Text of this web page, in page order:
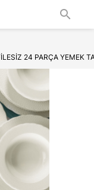
search
24 PARÇA YEMEK